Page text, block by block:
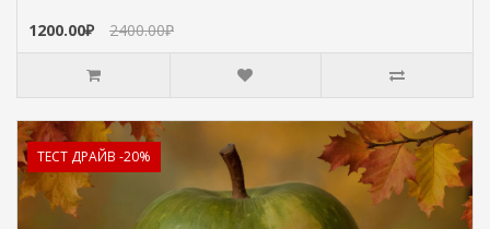
1200.00₽ 2400.00₽
ТЕСТ ДРАЙВ -20%